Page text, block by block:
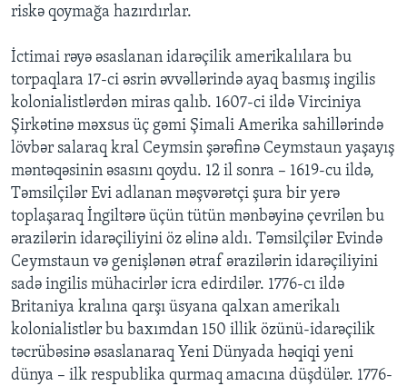
riskə qoymağa hazırdırlar.
İctimai rəyə əsaslanan idarəçilik amerikalılara bu
torpaqlara 17-ci əsrin əvvəllərində ayaq basmış ingilis
kolonialistlərdən miras qalıb. 1607-ci ildə Virciniya
Şirkətinə məxsus üç gəmi Şimali Amerika sahillərində
lövbər salaraq kral Ceymsin şərəfinə Ceymstaun yaşayış
məntəqəsinin əsasını qoydu. 12 il sonra – 1619-cu ildə,
Təmsilçilər Evi adlanan məşvərətçi şura bir yerə
toplaşaraq İngiltərə üçün tütün mənbəyinə çevrilən bu
ərazilərin idarəçiliyini öz əlinə aldı. Təmsilçilər Evində
Ceymstaun və genişlənən ətraf ərazilərin idarəçiliyini
sadə ingilis mühacirlər icra edirdilər. 1776-cı ildə
Britaniya kralına qarşı üsyana qalxan amerikalı
kolonialistlər bu baxımdan 150 illik özünü-idarəçilik
təcrübəsinə əsaslanaraq Yeni Dünyada həqiqi yeni
dünya – ilk respublika qurmaq amacına düşdülər. 1776-